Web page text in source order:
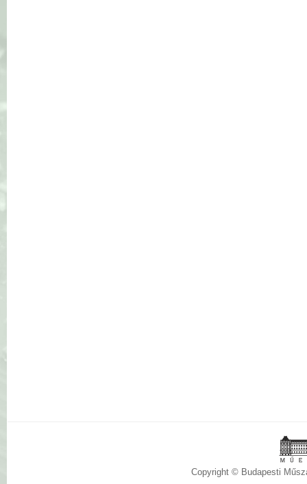
Copyright © Budapesti